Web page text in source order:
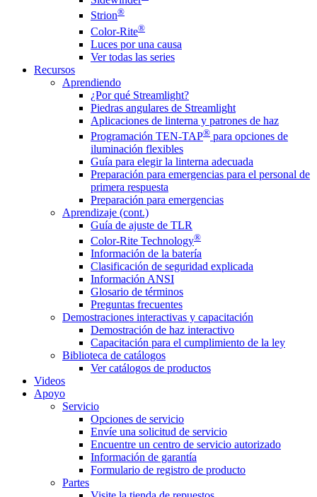
Strion®
Color-Rite®
Luces por una causa
Ver todas las series
Recursos
Aprendiendo
¿Por qué Streamlight?
Piedras angulares de Streamlight
Aplicaciones de linterna y patrones de haz
Programación TEN-TAP® para opciones de
iluminación flexibles
Guía para elegir la linterna adecuada
Preparación para emergencias para el personal de
primera respuesta
Preparación para emergencias
Aprendizaje (cont.)
Guía de ajuste de TLR
Color-Rite Technology®
Información de la batería
Clasificación de seguridad explicada
Información ANSI
Glosario de términos
Preguntas frecuentes
Demostraciones interactivas y capacitación
Demostración de haz interactivo
Capacitación para el cumplimiento de la ley
Biblioteca de catálogos
Ver catálogos de productos
Videos
Apoyo
Servicio
Opciones de servicio
Envíe una solicitud de servicio
Encuentre un centro de servicio autorizado
Información de garantía
Formulario de registro de producto
Partes